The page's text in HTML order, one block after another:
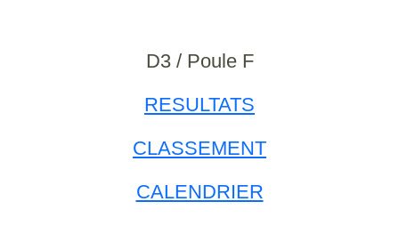
D3 / Poule F
RESULTATS
CLASSEMENT
CALENDRIER